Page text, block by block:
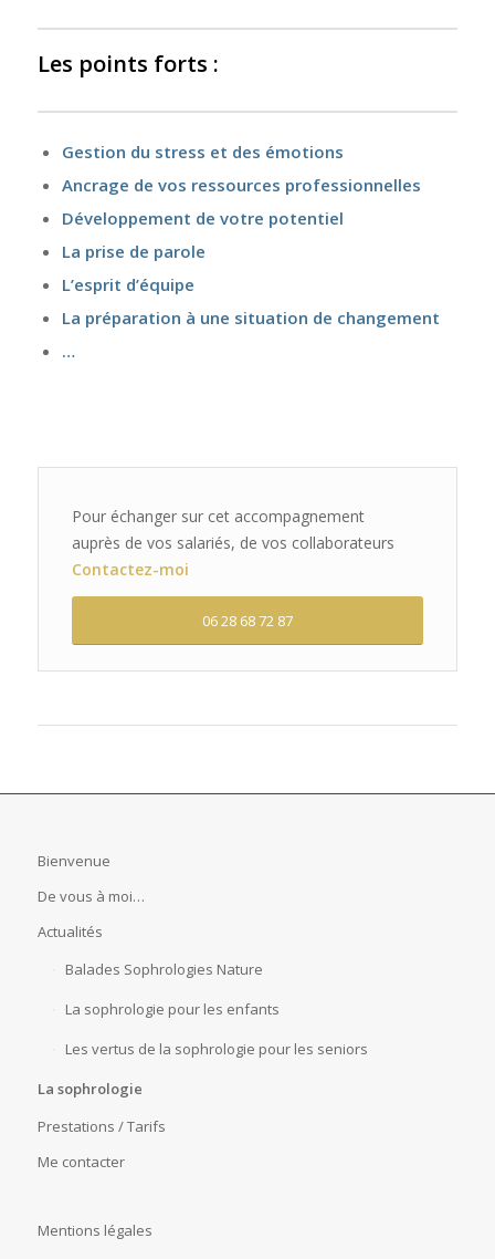
Les points forts :
Gestion du stress et des émotions
Ancrage de vos ressources professionnelles
Développement de votre potentiel
La prise de parole
L’esprit d’équipe
La préparation à une situation de changement
…
Pour échanger sur cet accompagnement
auprès de vos salariés, de vos collaborateurs
Contactez-moi
06 28 68 72 87
Bienvenue
De vous à moi…
Actualités
Balades Sophrologies Nature
La sophrologie pour les enfants
Les vertus de la sophrologie pour les seniors
La sophrologie
Prestations / Tarifs
Me contacter
Mentions légales